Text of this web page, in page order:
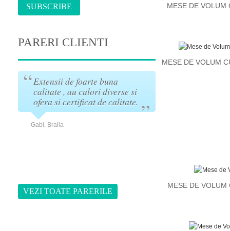
SUBSCRIBE
PARERI CLIENTI
Extensii de foarte buna
calitate , au culori diverse si
ofera si certificat de calitate.
Gabi, Braila
VEZI TOATE PARERILE
MESE DE VOLUM
MESE DE VOLUM
MESE DE VOLUM